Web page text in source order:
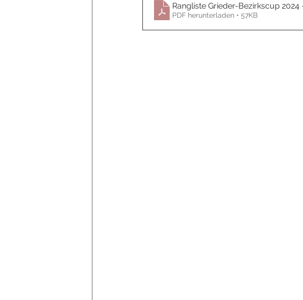
Rangliste Grieder-Bezirkscup 2024
PDF herunterladen • 57KB